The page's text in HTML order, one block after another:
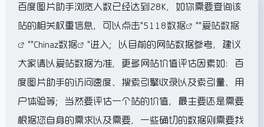
百度图片助手浏览人数已经达到28K，如你需要查询该
站的相关权重信息，可以点击"5118数据 ""爱站数据
""Chinaz数据
"进入；以目前的网站数据参考，建议
大家请以爱站数据为准，更多网站价值评估因素如：百
度图片助手的访问速度、搜索引擎收录以及索引量、用
户体验等；当然要评估一个站的价值，最主要还是需要
根据您自身的需求以及需要，一些确切的数据则需要找